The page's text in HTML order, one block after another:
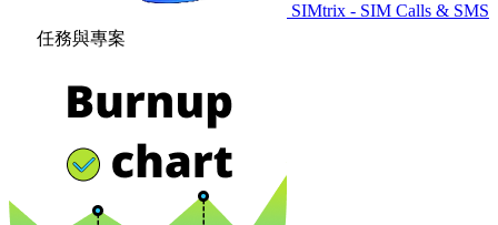
SIMtrix - SIM Calls & SMS
任務與專案